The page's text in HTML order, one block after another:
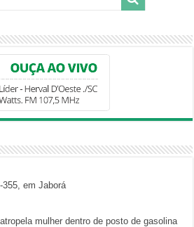
em Jaborá
mulher dentro de posto de gasolina